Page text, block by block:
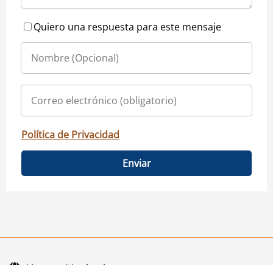
Quiero una respuesta para este mensaje
Política de Privacidad
Enviar